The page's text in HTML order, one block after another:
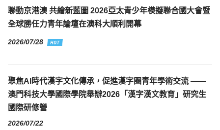
聯動京港澳 共繪新藍圖 2026亞太青少年模擬聯合國大會暨
全球勝任力青年論壇在澳科大順利開幕
2026/07/28
聚焦AI時代漢字文化傳承，促進漢字圈青年學術交流 ——
澳門科技大學國際學院舉辦2026「漢字漢文教育」研究生
國際研修營
2026/07/22